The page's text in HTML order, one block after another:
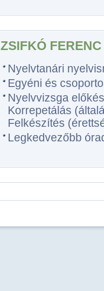
ZSIFKÓ FERENC
Nyelvtanári
Egyéni és
Nyelvvizsga
Korrepetálás
Felkészítés
Legkedvezőbb